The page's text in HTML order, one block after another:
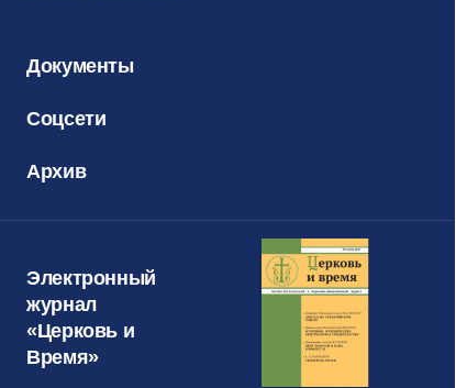
Документы
Соцсети
Архив
Электронный
журнал
«Церковь и
Время»